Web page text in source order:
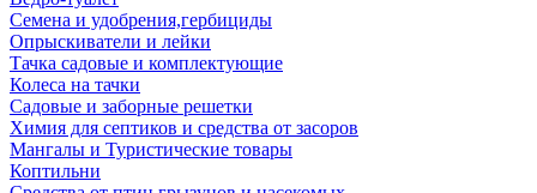
Семена и удобрения,гербициды
Опрыскиватели и лейки
Тачка садовые и комплектующие
Колеса на тачки
Садовые и заборные решетки
Химия для септиков и средства от засоров
Мангалы и Туристические товары
Коптильни